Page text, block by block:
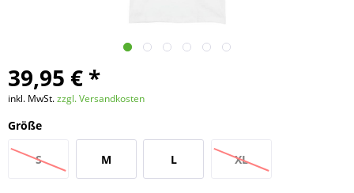
39,95 € *
inkl. MwSt.zzgl. Versandkosten
Größe
S M L XL